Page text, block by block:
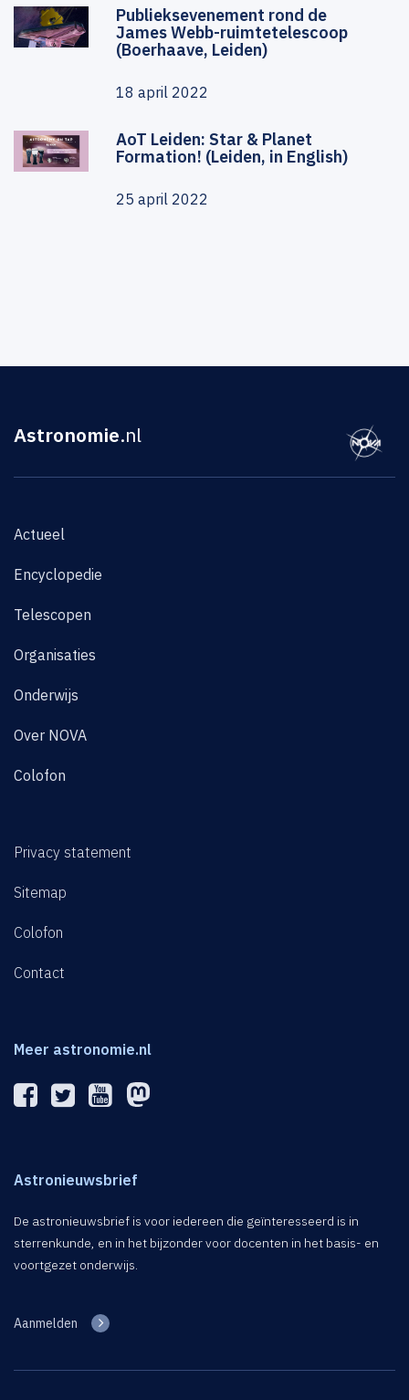
Publieksevenement rond de
James Webb-ruimtetelescoop
(Boerhaave, Leiden)
18 april 2022
AoT Leiden: Star & Planet
Formation! (Leiden, in English)
25 april 2022
Astronomie.nl
Actueel
Encyclopedie
Telescopen
Organisaties
Onderwijs
Over NOVA
Colofon
Privacy statement
Sitemap
Colofon
Contact
Meer astronomie.nl
Astronieuwsbrief
De astronieuwsbrief is voor iedereen die geïnteresseerd is in
sterrenkunde, en in het bijzonder voor docenten in het basis- en
voortgezet onderwijs.
Aanmelden